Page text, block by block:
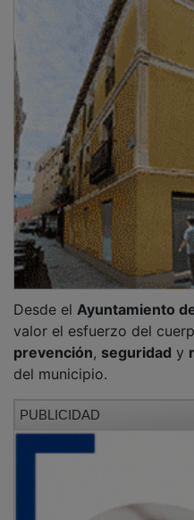
valor el esfuerzo del
prevención,seguridady
del municipio.